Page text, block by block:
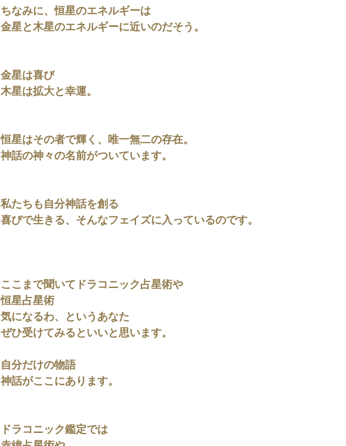
ちなみに、恒星のエネルギーは
金星と木星のエネルギーに近いのだそう。
金星は喜び
木星は拡大と幸運。
恒星はその者で輝く、唯一無二の存在。
神話の神々の名前がついています。
私たちも自分神話を創る
喜びで生きる、そんなフェイズに入っているのです。
ここまで聞いてドラコニック占星術や
恒星占星術
気になるわ、というあなた
ぜひ受けてみるといいと思います。
自分だけの物語
神話がここにあります。
ドラコニック鑑定では